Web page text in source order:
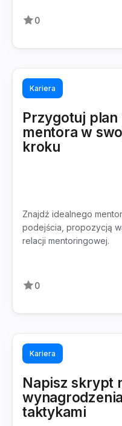
0
Kariera
Przygotuj
mentora w
kroku
Znajdź idealnego
podejścia, propozycją
relacji mentoringowej.
0
Kariera
Napisz skrypt
taktykami